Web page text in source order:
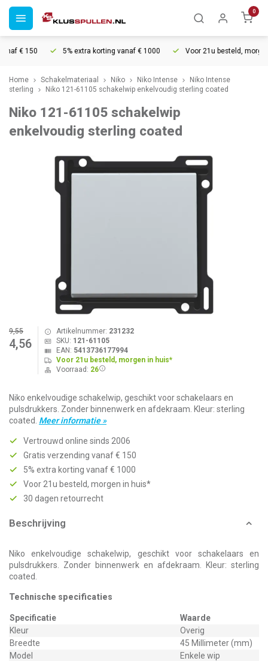
0
€ 150 5% extra korting vanaf € 1000 Voor 21u besteld, morgen
Home Schakelmateriaal Niko Niko Intense
Niko Intense
sterling
Niko 121-61105 schakelwip enkelvoudig sterling coated
Niko 121-61105 schakelwip
enkelvoudig sterling coated
9,55
4,56
Artikelnummer: 231232
SKU: 121-61105
EAN: 5413736177994
Voor 21u besteld, morgen in huis*
Voorraad: 26
Niko enkelvoudige schakelwip, geschikt voor schakelaars en
pulsdrukkers. Zonder binnenwerk en afdekraam. Kleur: sterling
coated. Meer informatie »
Vertrouwd online sinds 2006
Gratis verzending vanaf € 150
5% extra korting vanaf € 1000
Voor 21u besteld, morgen in huis*
30 dagen retourrecht
Beschrijving
Niko enkelvoudige schakelwip, geschikt voor schakelaars en
pulsdrukkers. Zonder binnenwerk en afdekraam. Kleur: sterling
coated.
Technische specificaties
Specificatie
Waarde
Kleur
Overig
Breedte
45 Millimeter (mm)
Model
Enkele wip